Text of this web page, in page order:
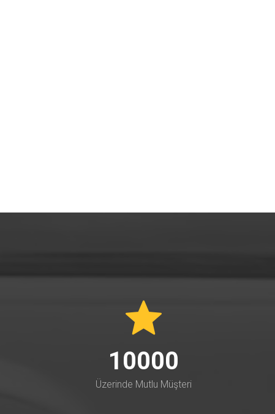
10000
Üzerinde Mutlu Müşteri